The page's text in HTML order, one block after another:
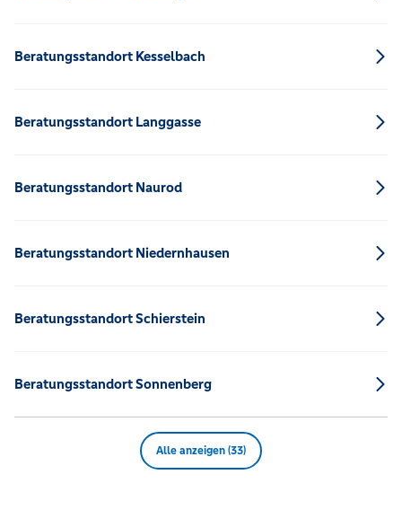
Beratungsstandort Kesselbach
Beratungsstandort Langgasse
Beratungsstandort Naurod
Beratungsstandort Niedernhausen
Beratungsstandort Schierstein
Beratungsstandort Sonnenberg
Alle anzeigen (33)